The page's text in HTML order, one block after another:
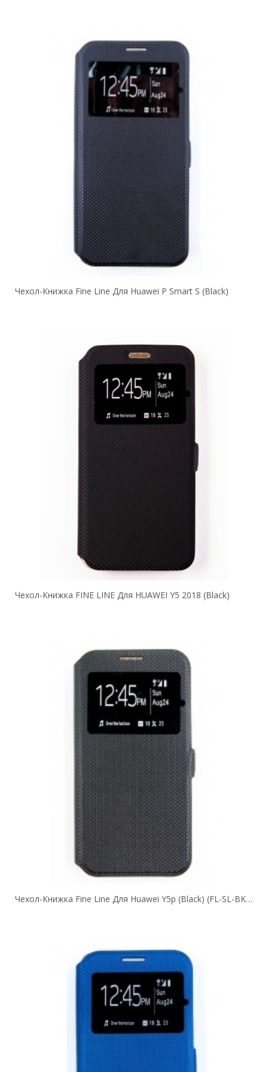
Чехол-Книжка Fine Line Для Huawei P Smart S (black)
Чехол-Книжка FINE LINE Для HUAWEI Y5 2018 (black)
Чехол-Книжка Fine Line Для Huawei Y5p (black) (FL-SL-BK-263)